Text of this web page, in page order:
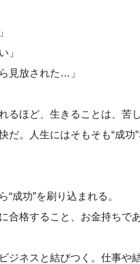
」
見放された…」
るほど、生きることは、苦
。人生にはそもそも“成
成功”を刷り込まれる。
合格すること、お金持ち
ジネスと結びつく。仕事や